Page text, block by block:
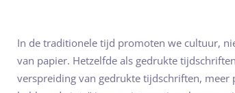
In de traditionele tijd promoten we cultuur,
van papier. Hetzelfde als gedrukte
verspreiding van gedrukte tijdschriften, meer